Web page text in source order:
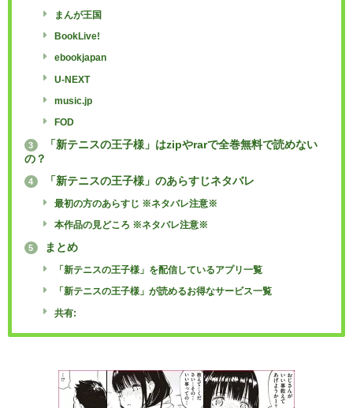
まんが王国
BookLive!
ebookjapan
U-NEXT
music.jp
FOD
3
「新テニスの王子様」はzipやrarで全巻無料で読めない
の？
4 「新テニスの王子様」のあらすじネタバレ
最初の方のあらすじ ※ネタバレ注意※
本作品の見どころ ※ネタバレ注意※
5 まとめ
「新テニスの王子様」を配信しているアプリ一覧
「新テニスの王子様」が読めるお得なサービス一覧
共有: